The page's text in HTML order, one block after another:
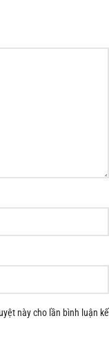
này cho lần bình luận kế